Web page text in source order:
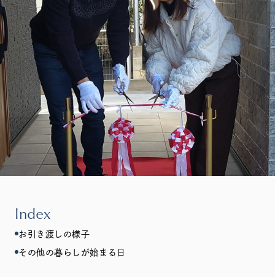
Index
お引き渡しの様子
その他の暮らしが始まる日